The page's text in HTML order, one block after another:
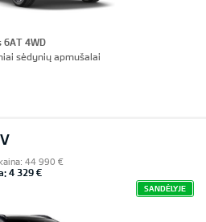
6AT 4WD
sėdynių apmušalai
44 990 €
4 329 €
SANDĖLYJE